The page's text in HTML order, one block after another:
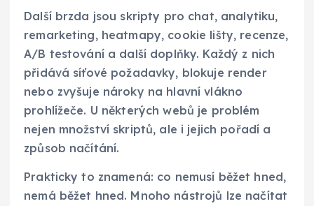
Další brzda jsou skripty pro chat, analytiku,
remarketing, heatmapy, cookie lišty, recenze,
A/B testování a další doplňky. Každý z nich
přidává síťové požadavky, blokuje render
nebo zvyšuje nároky na hlavní vlákno
prohlížeče. U některých webů je problém
nejen množství skriptů, ale i jejich pořadí a
způsob načítání.
Prakticky to znamená: co nemusí běžet hned,
nemá běžet hned. Mnoho nástrojů lze načítat